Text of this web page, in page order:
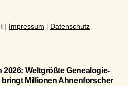
| Impressum | Datenschutz
2026: Weltgrößte Genealogie-
bringt Millionen Ahnenforscher